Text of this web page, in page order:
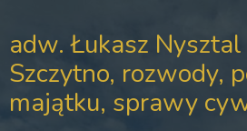
adw. Łukasz
Szczytno, rozwody,
majątku, sprawy